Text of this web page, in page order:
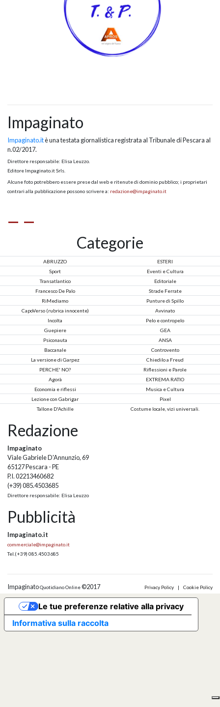
Impaginato
Impaginato.itè una testata giornalistica registrata al Tribunale di Pescara al
n.02/2017.
Direttore responsabile: Elisa Leuzzo.
Editore Impaginato.it Srls.
Alcune foto potrebbero essere prese dal web e ritenute di dominio pubblico; i proprietari
contrari alla pubblicazione possono scrivere a: redazione@impaginato.it
Categorie
ABRUZZO
ESTERI
Sport
Eventi e Cultura
Transatlantico
Editoriale
Francesco De Palo
Strade Ferrate
RiMediamo
Punture di Spillo
CapoVerso (rubrica innocente)
Avvinato
Incolta
Pelo e contropelo
Guepiere
GEA
Psiconauta
ANSA
Baccanale
Controvento
La versione di Garpez
Chiedilo a Freud
PERCHE' NO?
Riflessioni e Parole
Agorà
EXTREMA RATIO
Economia e riflessi
Musica e Cultura
Lezione con Gabrigar
Pixel
Tallone D'Achille
Costume locale, vizi universali.
Redazione
Impaginato
Viale Gabriele D'Annunzio, 69
65127 Pescara - PE
P.I. 02213460682
(+39) 085.4503685
Direttore responsabile: Elisa Leuzzo
Pubblicità
Impaginato.it
commerciale@impaginato.it
Tel. (+39) 085.4503685
ImpaginatoQuotidiano Online©2017 Privacy Policy | Cookie Policy
Informativa sulla raccolta
Le tue preferenze relative alla privacy